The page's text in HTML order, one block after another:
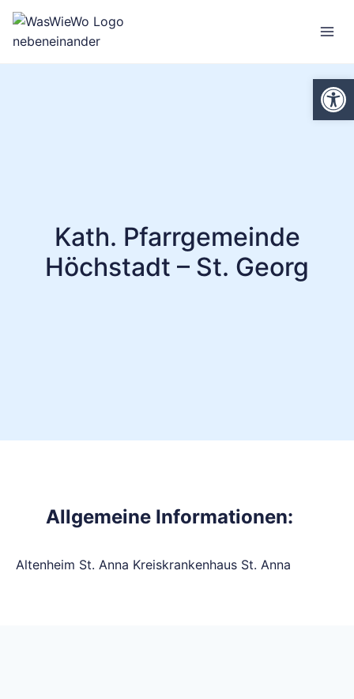
Zum
Inhalt
springen
Kath. Pfarrgemeinde
Höchstadt – St. Georg
Allgemeine Informationen:
Altenheim St. Anna Kreiskrankenhaus St. Anna